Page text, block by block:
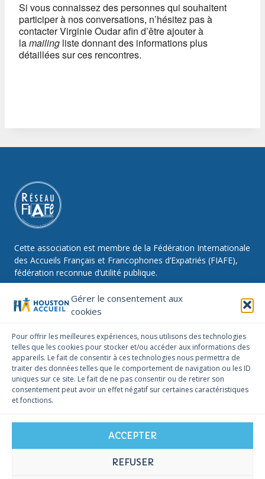
Gérer le consentement aux
cookies
Pour offrir les meilleures expériences, nous utilisons des technologies
telles que les cookies pour stocker et/ou accéder aux informations des
appareils. Le fait de consentir à ces technologies nous permettra de
traiter des données telles que le comportement de navigation ou les ID
uniques sur ce site. Le fait de ne pas consentir ou de retirer son
consentement peut avoir un effet négatif sur certaines caractéristiques
et fonctions.
ACCEPTER
REFUSER
Si vous connaissez des personnes qui souhaitent
participer à nos conversations, n’hésitez pas à
contacter Virginie Oudar afin d’être ajouter à
lamailing liste donnant des informations plus
détaillées sur ces rencontres.
Cette association est membre de la Fédération Internationale
des Accueils Français et Francophones d’Expatriés (FIAFE),
fédération reconnue d’utilité publique.
NOUS SUIVRE
Facebook Instagram Linkedin
NOUS CONTACTER
infos@houstonaccueil.org
Mentions légales